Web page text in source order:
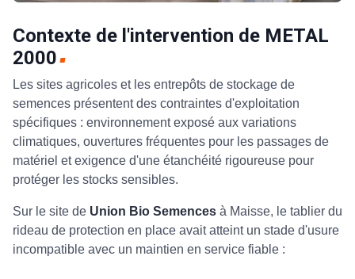
Contexte de l'intervention de METAL
2000
Les sites agricoles et les entrepôts de stockage de
semences présentent des contraintes d'exploitation
spécifiques : environnement exposé aux variations
climatiques, ouvertures fréquentes pour les passages de
matériel et exigence d'une étanchéité rigoureuse pour
protéger les stocks sensibles.
Sur le site de Union Bio Semences à Maisse, le tablier du
rideau de protection en place avait atteint un stade d'usure
incompatible avec un maintien en service fiable :